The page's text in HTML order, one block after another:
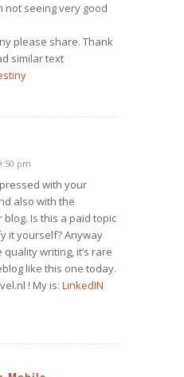
not seeing very good
please share. Thank
similar text
pm
with your
also with the
Is this a paid topic
it yourself? Anyway
writing, it’s rare
like this one today.
! My is: LinkedIN